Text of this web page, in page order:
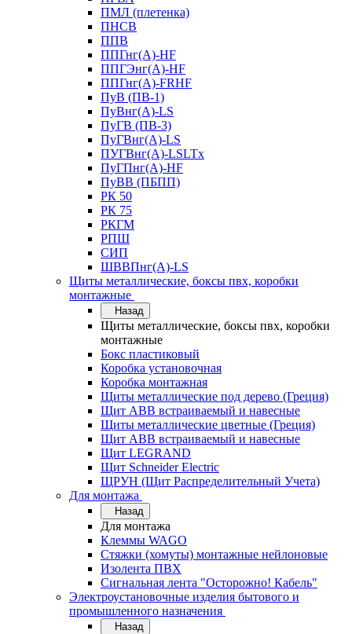
ПМЛ (плетенка)
ПНСВ
ППВ
ППГнг(А)-HF
ППГЭнг(А)-HF
ППГнг(А)-FRHF
ПуВ (ПВ-1)
ПуВнг(А)-LS
ПуГВ (ПВ-3)
ПуГВнг(А)-LS
ПУГВнг(А)-LSLTx
ПуГПнг(А)-HF
ПуВВ (ПБПП)
РК 50
РК 75
РКГМ
РПШ
СИП
ШВВПнг(А)-LS
Щиты металлические, боксы пвх, коробки
монтажные
Назад
Щиты металлические, боксы пвх, коробки
монтажные
Бокс пластиковый
Коробка установочная
Коробка монтажная
Щиты металлические под дерево (Греция)
Щит ABB встраиваемый и навесные
Щиты металлические цветные (Греция)
Щит ABB встраиваемый и навесные
Щит LEGRAND
Щит Schneider Electric
ЩРУН (Щит Распределительный Учета)
Для монтажа
Назад
Для монтажа
Клеммы WAGO
Стяжки (хомуты) монтажные нейлоновые
Изолента ПВХ
Сигнальная лента "Осторожно! Кабель"
Электроустановочные изделия бытового и
промышленного назначения
Назад